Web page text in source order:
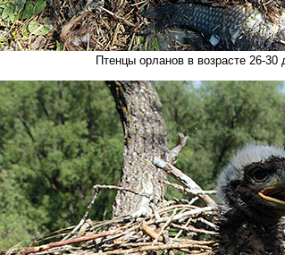
Птенцы орланов в возрасте 26-30